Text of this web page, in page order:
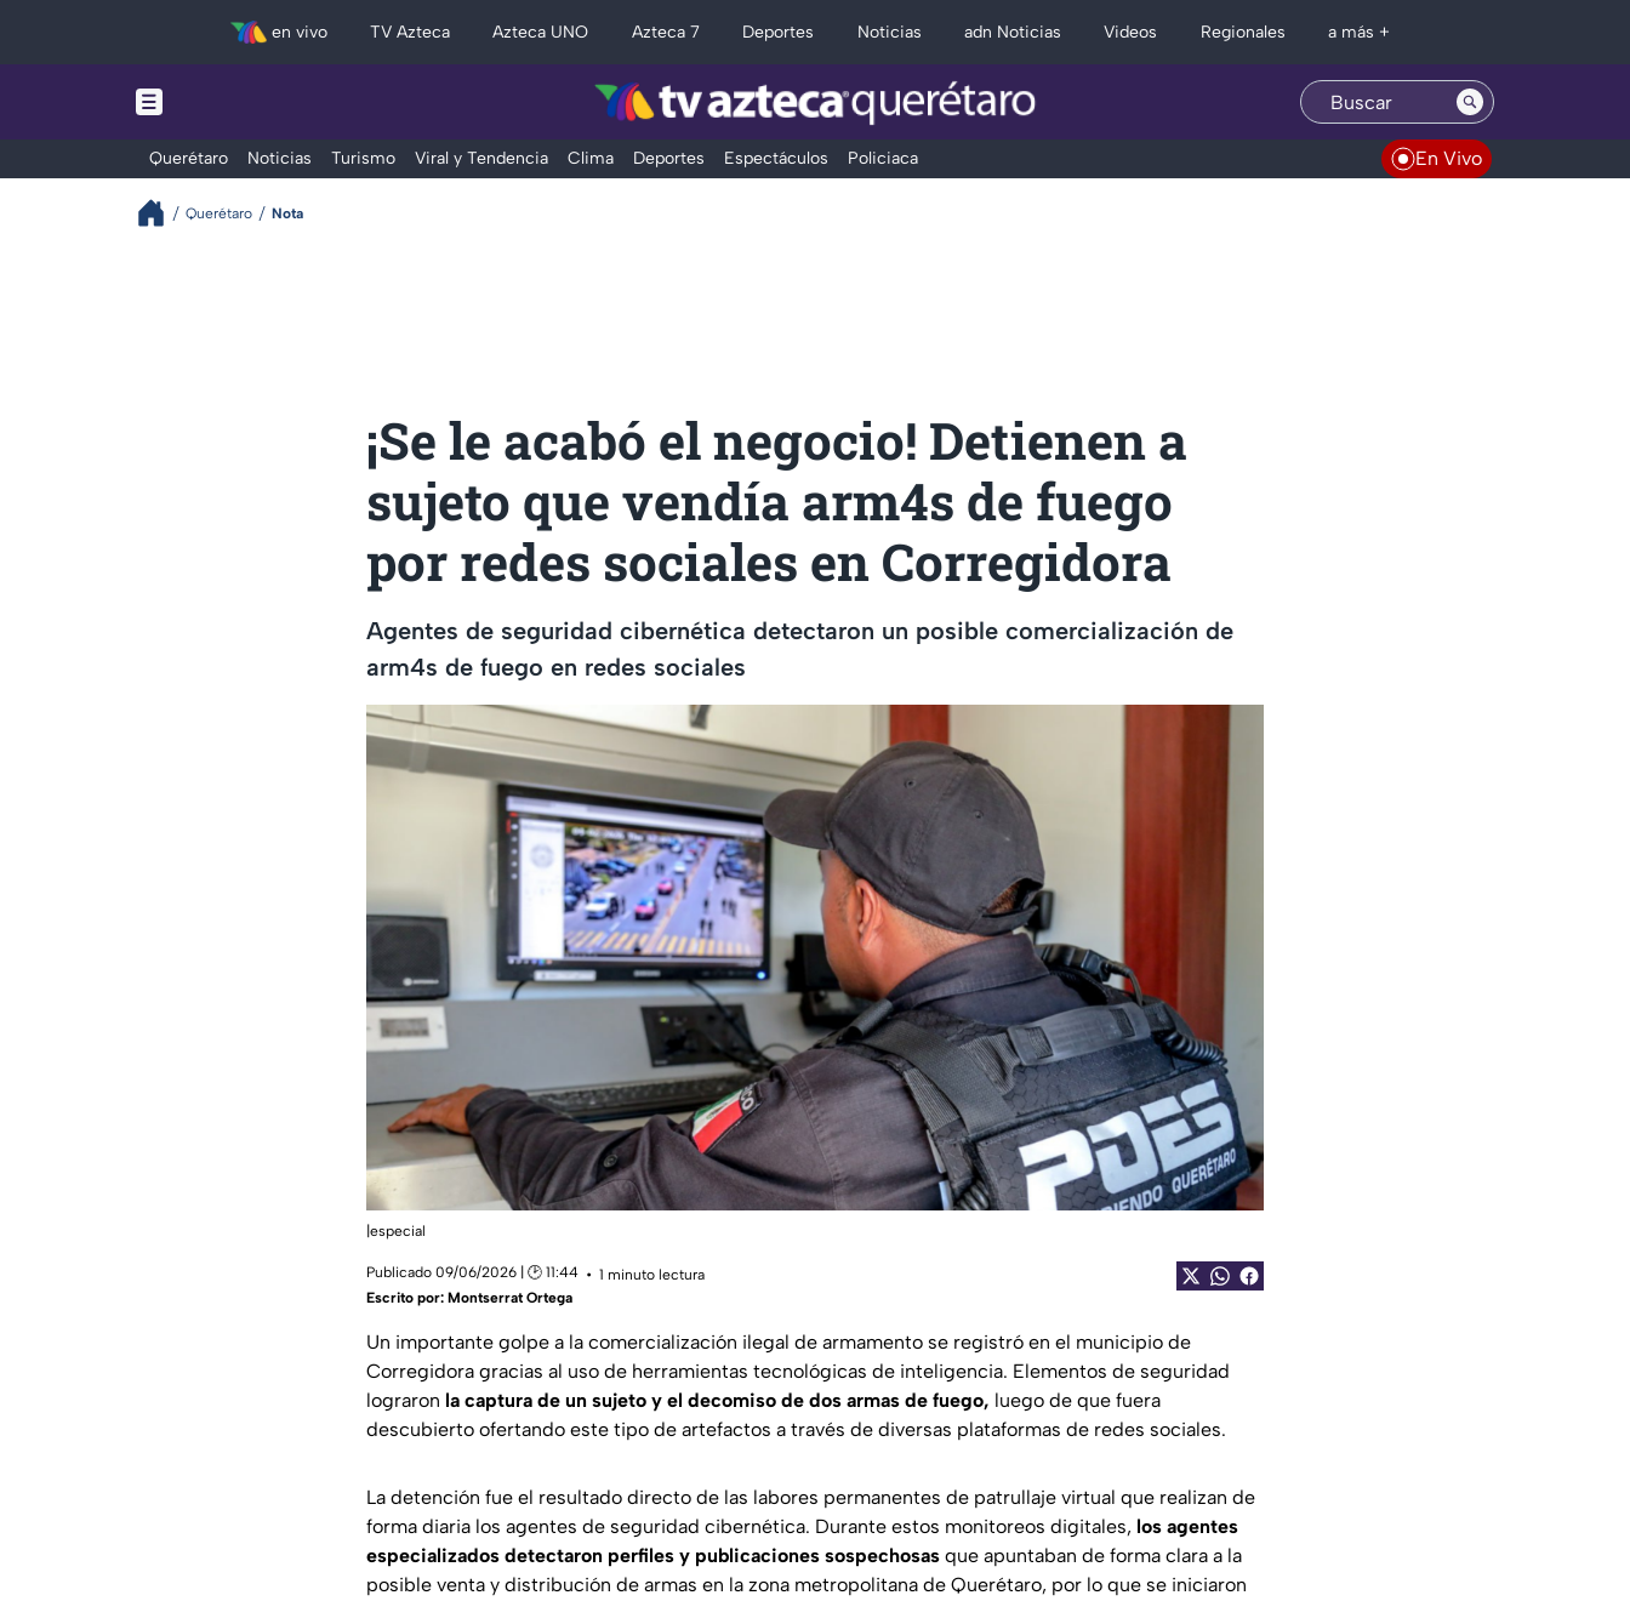
en vivo TV Azteca Azteca UNO Azteca 7 Deportes Noticias adn Noticias Videos Regionales a más +
Querétaro Noticias Turismo Viral y Tendencia Clima Deportes Espectáculos Policiaca En Vivo
Querétaro Nota
¡Se le acabó el negocio! Detienen a
sujeto que vendía arm4s de fuego
por redes sociales en Corregidora
Agentes de seguridad cibernética detectaron un posible comercialización de
arm4s de fuego en redes sociales
|especial
Publicado 09/06/2026 | 🕑 11:44
1 minuto lectura
Escrito por: Montserrat Ortega
Un importante golpe a la comercialización ilegal de armamento se registró en el municipio de
Corregidora gracias al uso de herramientas tecnológicas de inteligencia. Elementos de seguridad
lograron la captura de un sujeto y el decomiso de dos armas de fuego, luego de que fuera
descubierto ofertando este tipo de artefactos a través de diversas plataformas de redes sociales.
La detención fue el resultado directo de las labores permanentes de patrullaje virtual que realizan de
forma diaria los agentes de seguridad cibernética. Durante estos monitoreos digitales, los agentes
especializados detectaron perfiles y publicaciones sospechosas que apuntaban de forma clara a la
posible venta y distribución de armas en la zona metropolitana de Querétaro, por lo que se iniciaron